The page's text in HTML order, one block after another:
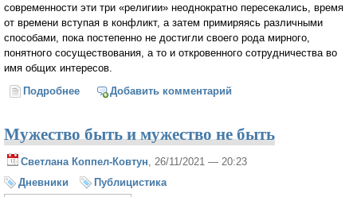
современности эти три «религии» неоднократно пересекались, время
от времени вступая в конфликт, а затем примиряясь различными
способами, пока постепенно не достигли своего рода мирного,
понятного сосуществования, а то и откровенного сотрудничества во
имя общих интересов.
Подробнее о Джорджо Агамбен. Медицина как религия
Добавить комментарий
Мужество быть и мужество не быть
Светлана Коппел-Ковтун , 26/11/2021 — 20:23
Дневники
Публицистика